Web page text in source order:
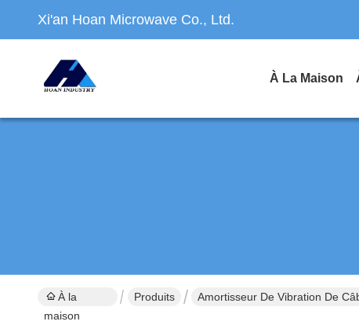
Xi'an Hoan Microwave Co., Ltd.
À La Maison
À la
maison
Produits Amortisseur De Vibration De